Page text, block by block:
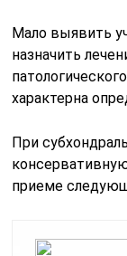
Мало выявить
назначить
характерна
При
приеме